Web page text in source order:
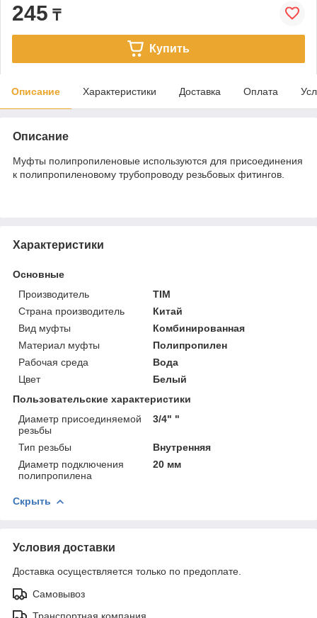
245 ₸
Купить
Описание Характеристики Доставка Оплата
Описание
Муфты полипропиленовые используются для присоединения
к полипропиленовому трубопроводу резьбовых фитингов.
Характеристики
Основные
Производитель
TIM
Страна производитель
Китай
Вид муфты
Комбинированная
Материал муфты
Полипропилен
Рабочая среда
Вода
Цвет
Белый
Пользовательские характеристики
Диаметр присоединяемой
резьбы
3/4" "
Тип резьбы
Внутренняя
Диаметр подключения
полипропилена
20 мм
Скрыть
Условия доставки
Доставка осуществляется только по предоплате.
Самовывоз
Транспортная компания